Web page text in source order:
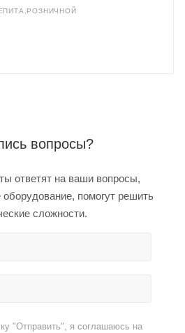
вопросы?
ответят на ваши вопросы,
помогут решить
сложности.
"Отправить", я соглашаюсь на